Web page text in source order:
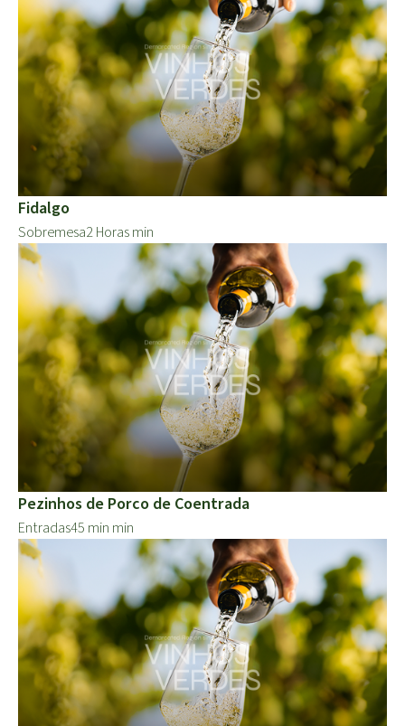
Fidalgo
Sobremesa2 Horas min
Pezinhos de Porco de Coentrada
Entradas45 min min